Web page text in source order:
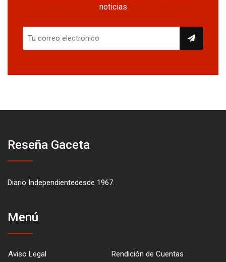
noticias
Reseña Gaceta
Diario Independientedesde 1967.
Menú
Aviso Legal
Rendición de Cuentas